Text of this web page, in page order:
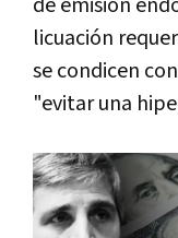
licuación
se condicen
"evitar una